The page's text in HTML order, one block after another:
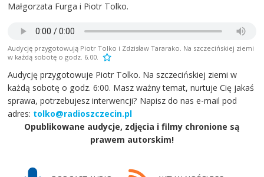
Małgorzata Furga i Piotr Tolko.
Audycję przygotowują Piotr Tolko i Zdzisław Tararako. Na szczecińskiej ziemi
w każdą sobotę o godz. 6.00.
Audycję przygotowuje Piotr Tolko. Na szczecińskiej ziemi w
każdą sobotę o godz. 6:00. Masz ważny temat, nurtuje Cię jakaś
sprawa, potrzebujesz interwencji? Napisz do nas e-mail pod
adres: tolko@radioszczecin.pl
Opublikowane audycje, zdjęcia i filmy chronione są
prawem autorskim!